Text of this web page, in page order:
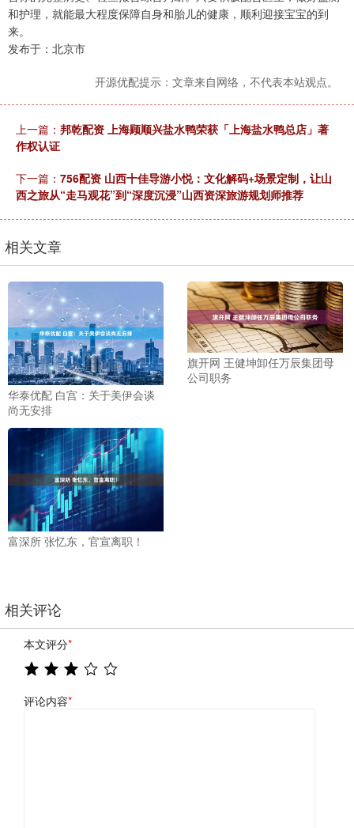
和护理，就能最大程度保障自身和胎儿的健康，顺利迎接宝宝的到
来。
发布于：北京市
开源优配提示：文章来自网络，不代表本站观点。
上一篇： 邦乾配资 上海顾顺兴盐水鸭荣获「上海盐水鸭总店」著
作权认证
下一篇： 756配资 山西十佳导游小悦：文化解码+场景定制，让山
西之旅从“走马观花”到“深度沉浸”山西资深旅游规划师推荐
相关文章
华泰优配 白宫：关于美伊会谈
尚无安排
旗开网 王健坤卸任万辰集团母
公司职务
富深所 张忆东，官宣离职！
相关评论
本文评分*
评论内容*